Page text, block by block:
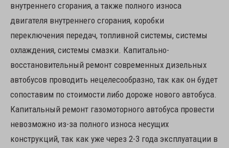
внутреннего сгорания, а также полного износа
двигателя внутреннего сгорания, коробки
переключения передач, топливной системы, системы
охлаждения, системы смазки. Капитально-
восстановительный ремонт современных дизельных
автобусов проводить нецелесообразно, так как он будет
сопоставим по стоимости либо дороже нового автобуса.
Капитальный ремонт газомоторного автобуса провести
невозможно из-за полного износа несущих
конструкций, так как уже через 2-3 года эксплуатации в